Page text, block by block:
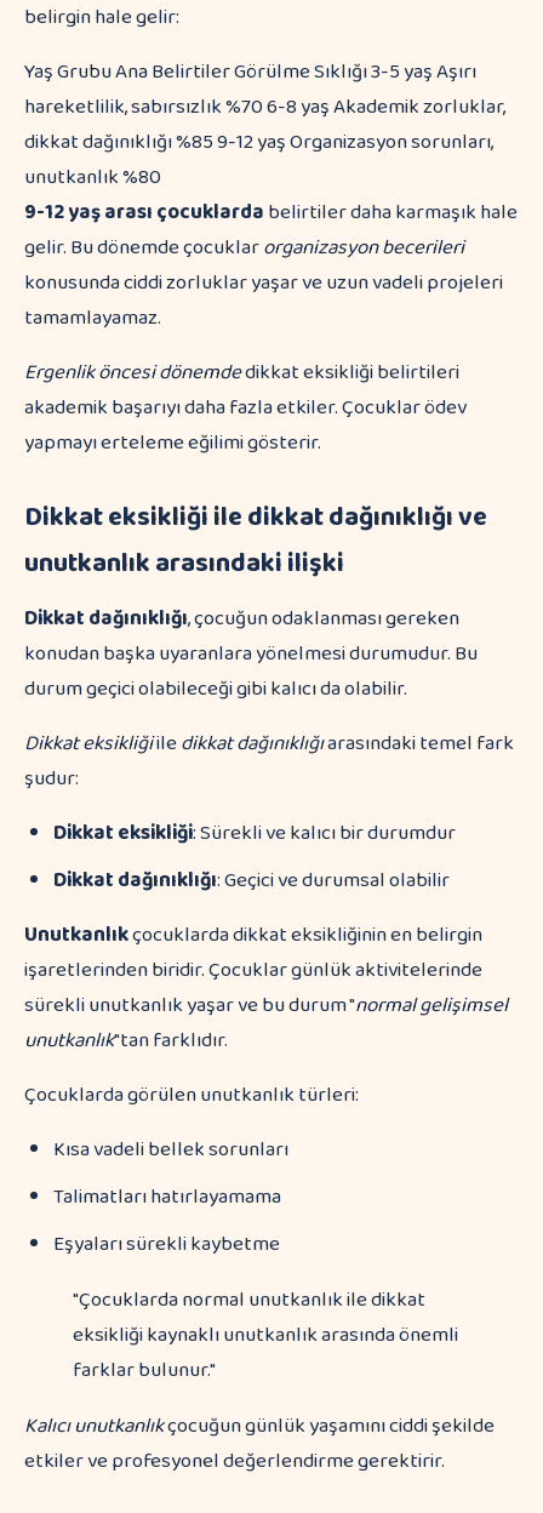
belirgin hale gelir:
Yaş Grubu Ana Belirtiler Görülme Sıklığı 3-5 yaş Aşırı
hareketlilik, sabırsızlık %70 6-8 yaş Akademik zorluklar,
dikkat dağınıklığı %85 9-12 yaş Organizasyon sorunları,
unutkanlık %80
9-12 yaş arası çocuklardabelirtiler daha karmaşık hale
gelir. Bu dönemde çocuklarorganizasyon becerileri
konusunda ciddi zorluklar yaşar ve uzun vadeli projeleri
tamamlayamaz.
Ergenlik öncesi dönemdedikkat eksikliği belirtileri
akademik başarıyı daha fazla etkiler. Çocuklar ödev
yapmayı erteleme eğilimi gösterir.
Dikkat eksikliği ile dikkat dağınıklığı ve
unutkanlık arasındaki ilişki
Dikkat dağınıklığı, çocuğun odaklanması gereken
konudan başka uyaranlara yönelmesi durumudur. Bu
durum geçici olabileceği gibi kalıcı da olabilir.
Dikkat eksikliğiiledikkat dağınıklığıarasındaki temel fark
şudur:
Dikkat eksikliği: Sürekli ve kalıcı bir durumdur
Dikkat dağınıklığı: Geçici ve durumsal olabilir
Unutkanlıkçocuklarda dikkat eksikliğinin en belirgin
işaretlerinden biridir. Çocuklar günlük aktivitelerinde
sürekli unutkanlık yaşar ve bu durum "normal gelişimsel
unutkanlık"tan farklıdır.
Çocuklarda görülen unutkanlık türleri:
Kısa vadeli bellek sorunları
Talimatları hatırlayamama
Eşyaları sürekli kaybetme
"Çocuklarda normal unutkanlık ile dikkat
eksikliği kaynaklı unutkanlık arasında önemli
farklar bulunur."
Kalıcı unutkanlıkçocuğun günlük yaşamını ciddi şekilde
etkiler ve profesyonel değerlendirme gerektirir.